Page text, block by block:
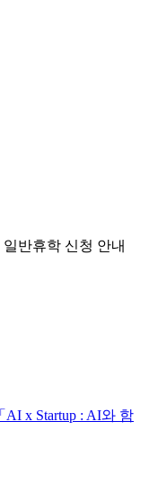
반휴학 신청 안내
x Startup : AI와 함